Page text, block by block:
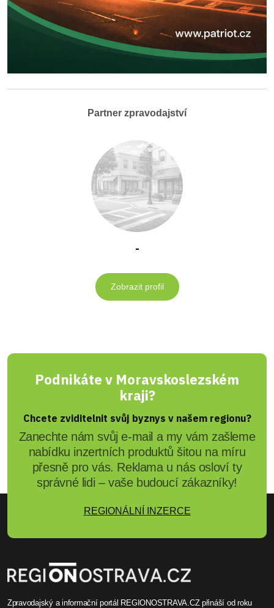
Partner zpravodajství
-
Zobrazit profil
Podnikáte v Moravskoslezském
kraji?
Chcete zviditelnit svůj byznys v našem regionu?
Zanechte nám svůj e-mail a my vám zašleme
nabídku inzertních produktů šitou na míru
přesně pro vás. Reklama u nás osloví ty
správné lidi – vaše budoucí zákazníky!
REGIONÁLNÍ INZERCE
Zpravodajský a informační portál REGIONOSTRAVA.CZ přináší od roku